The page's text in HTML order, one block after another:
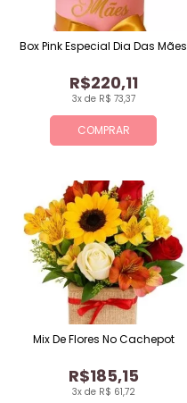
COMPRAR
3x de R$ 73,37
R$220,11
Box Pink Especial Dia Das Mães
3x de R$ 61,72
R$185,15
Mix De Flores No Cachepot